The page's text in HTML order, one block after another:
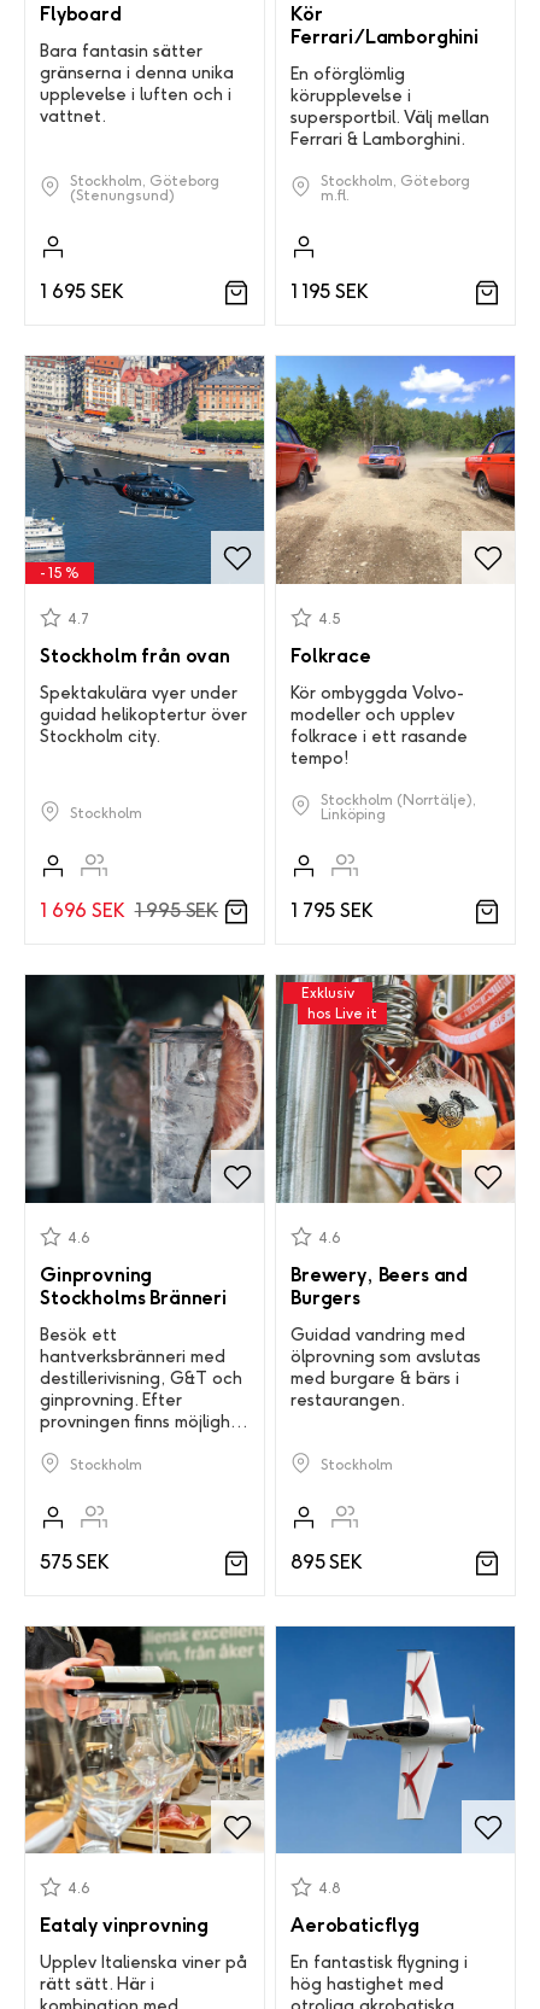
Flyboard
Bara fantasin sätter
gränserna i denna unika
upplevelse i luften och i
vattnet.
Stockholm, Göteborg
(Stenungsund)
1 695 SEK
Kör
Ferrari/Lamborghini
En oförglömlig
körupplevelse i
supersportbil. Välj mellan
Ferrari & Lamborghini.
Stockholm, Göteborg
m.fl.
1 195 SEK
- 15 %
Stockholm från ovan
4.7
Spektakulära vyer under
guidad helikoptertur över
Stockholm city.
Stockholm
1 696 SEK 1 995 SEK
Folkrace
4.5
Kör ombyggda Volvo-
modeller och upplev
folkrace i ett rasande
tempo!
Stockholm (Norrtälje),
Linköping
1 795 SEK
Ginprovning
Stockholms Bränneri
4.6
Besök ett
hantverksbränneri med
destillerivisning, G&T och
ginprovning. Efter
provningen finns möjlighet
Stockholm
575 SEK
Exklusiv
hos Live it
Brewery, Beers and
Burgers
4.6
Guidad vandring med
ölprovning som avslutas
med burgare & bärs i
restaurangen.
Stockholm
895 SEK
Eataly vinprovning
4.6
Upplev Italienska viner på
rätt sätt. Här i
Aerobaticflyg
4.8
En fantastisk flygning i
hög hastighet med